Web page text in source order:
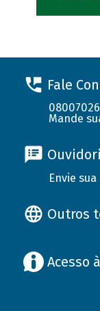
Fale
Mande
Envie
Outros
Acesso